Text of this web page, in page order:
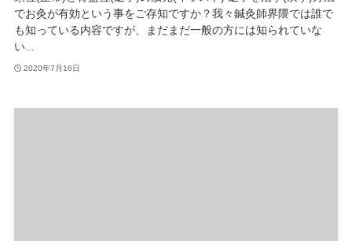
でお灸が有効という事をご存知ですか？我々鍼灸師界隈では誰で
も知っている内容ですが、まだまだ一般の方には知られていな
い...
2020年7月16日